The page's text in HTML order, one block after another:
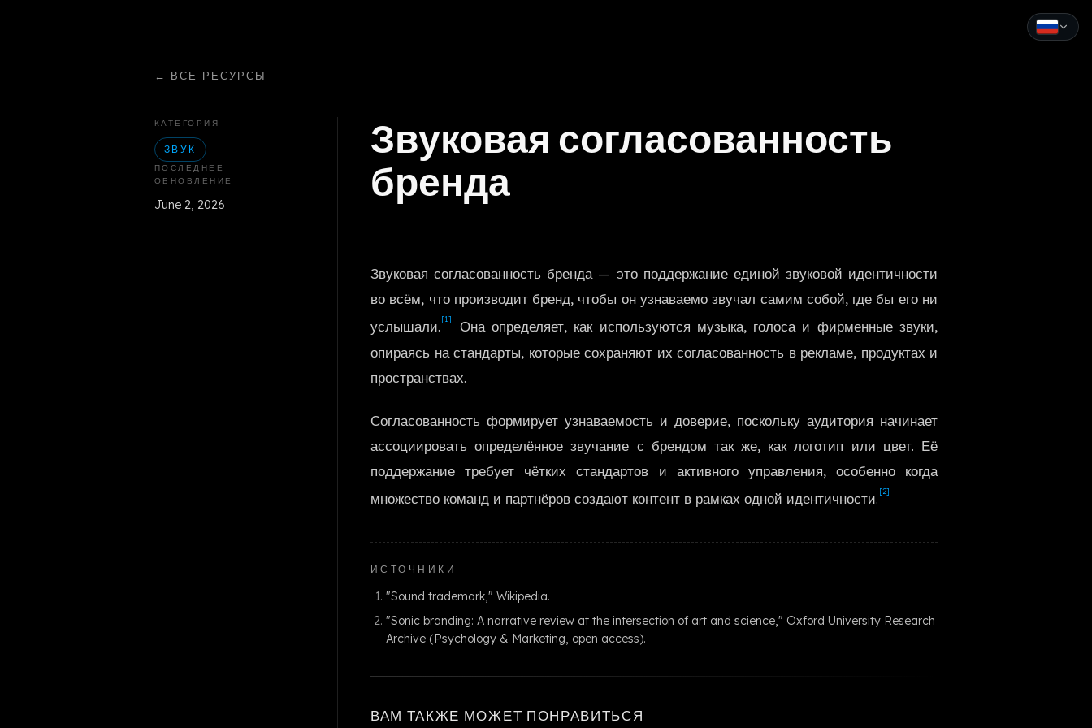
← ВСЕ РЕСУРСЫ
КАТЕГОРИЯ
ЗВУК
ПОСЛЕДНЕЕ
ОБНОВЛЕНИЕ
June 2, 2026
Звуковая согласованность
бренда
Звуковая согласованность бренда — это поддержание единой звуковой идентичности
во всём, что производит бренд, чтобы он узнаваемо звучал самим собой, где бы его ни
услышали. [1]
Она определяет, как используются музыка, голоса и фирменные звуки,
опираясь на стандарты, которые сохраняют их согласованность в рекламе, продуктах и
пространствах.
Согласованность формирует узнаваемость и доверие, поскольку аудитория начинает
ассоциировать определённое звучание с брендом так же, как логотип или цвет. Её
поддержание требует чётких стандартов и активного управления, особенно когда
множество команд и партнёров создают контент в рамках одной идентичности. [2]
ИСТОЧНИКИ
"Sound trademark," Wikipedia.
"Sonic branding: A narrative review at the intersection of art and science," Oxford University Research
Archive (Psychology & Marketing, open access).
ВАМ ТАКЖЕ МОЖЕТ ПОНРАВИТЬСЯ